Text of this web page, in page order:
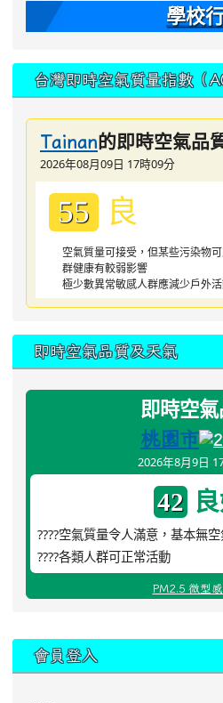
學校
台灣即時空氣質量指數（
Tainan的即時空氣品
2026年08月09日 17時09分
55 良
空氣質量可接受，但某些污染物
群健康有較弱影響
極少數異常敏感人群應減少戶外
即時空氣品質及天氣
即時空
桃園市
2026年8月9日
42
????空氣質量令人滿意，基本無
????各類人群可正常活動
PM2.5 微型
會員登入